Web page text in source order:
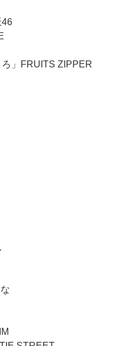
46
ろ」FRUITS ZIPPER